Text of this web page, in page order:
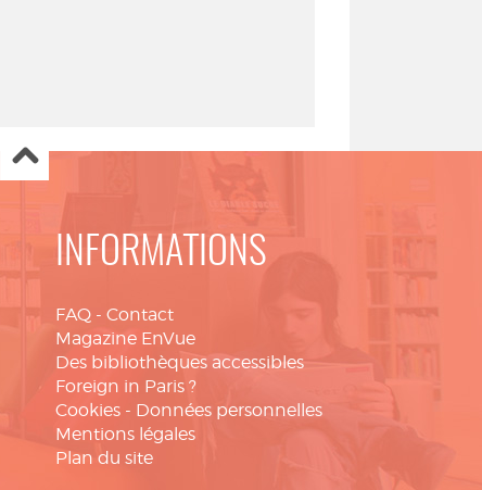
INFORMATIONS
FAQ - Contact
Magazine EnVue
Des bibliothèques accessibles
Foreign in Paris ?
Cookies - Données personnelles
Mentions légales
Plan du site